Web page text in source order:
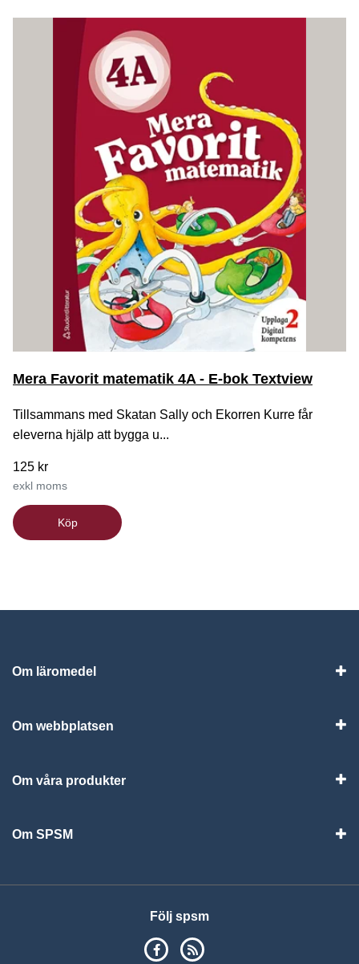
Mera Favorit matematik 4A - E-bok Textview
Tillsammans med Skatan Sally och Ekorren Kurre får
eleverna hjälp att bygga u...
125 kr
exkl moms
Köp
Om läromedel
Om webbplatsen
Om våra produkter
Om SPSM
Följ spsm
SPSM på Facebook